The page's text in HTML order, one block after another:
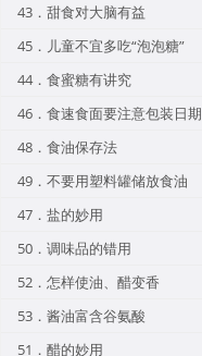
43．甜食对大脑有益
45．儿童不宜多吃“泡泡糖”
44．食蜜糖有讲究
46．食速食面要注意包装日期
48．食油保存法
49．不要用塑料罐储放食油
47．盐的妙用
50．调味品的错用
52．怎样使油、醋变香
53．酱油富含谷氨酸
51．醋的妙用